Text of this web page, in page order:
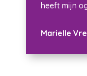
heeft mijn
Marielle